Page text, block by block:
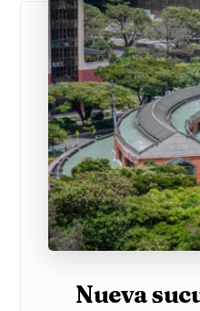
Nueva